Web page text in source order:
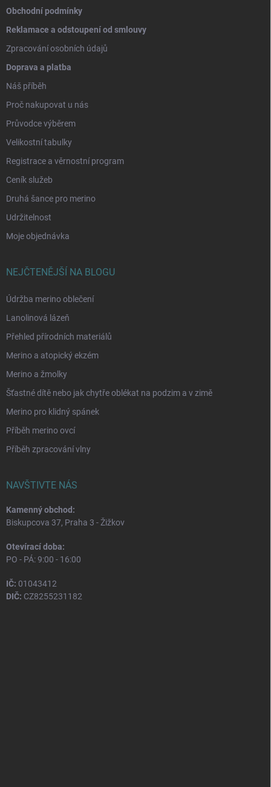
Obchodní podmínky
Reklamace a odstoupení od smlouvy
Zpracování osobních údajů
Doprava a platba
Náš příběh
Proč nakupovat u nás
Průvodce výběrem
Velikostní tabulky
Registrace a věrnostní program
Ceník služeb
Druhá šance pro merino
Udržitelnost
Moje objednávka
NEJČTENĚJŠÍ NA BLOGU
Údržba merino oblečení
Lanolinová lázeň
Přehled přírodních materiálů
Merino a atopický ekzém
Merino a žmolky
Šťastné dítě nebo jak chytře oblékat na podzim a v zimě
Merino pro klidný spánek
Příběh merino ovcí
Příběh zpracování vlny
NAVŠTIVTE NÁS
Kamenný obchod:
Biskupcova 37, Praha 3 - Žižkov
Otevírací doba:
PO - PÁ: 9:00 - 16:00
IČ: 01043412
DIČ: CZ8255231182